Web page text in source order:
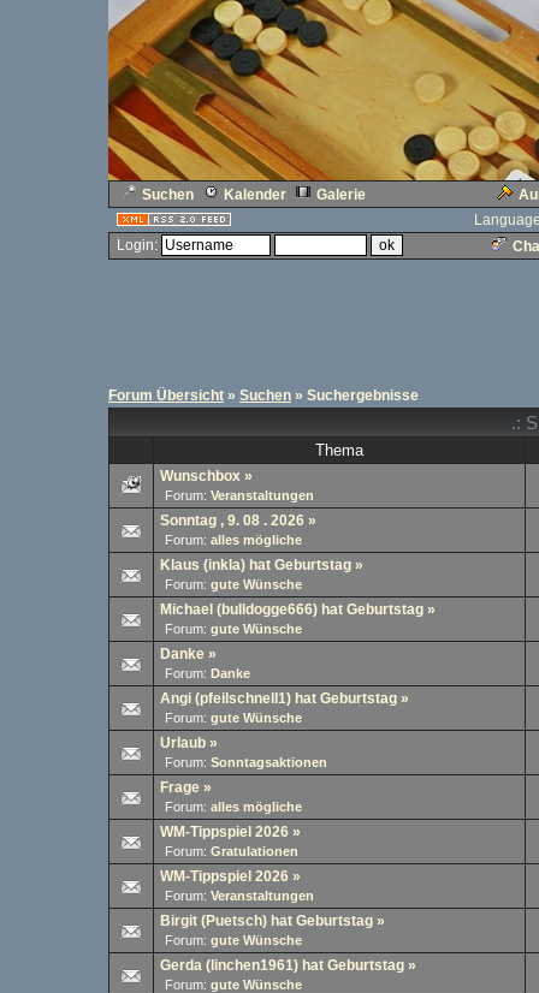
Suchen Kalender Galerie
Login:
Forum Übersicht » Suchen » Suchergebnisse
.:
Thema
Wunschbox »
Forum: Veranstaltungen
Sonntag , 9. 08 . 2026 »
Forum: alles mögliche
Klaus (inkla) hat Geburtstag »
Forum: gute Wünsche
Michael (bulldogge666) hat Geburtstag »
Forum: gute Wünsche
Danke »
Forum: Danke
Angi (pfeilschnell1) hat Geburtstag »
Forum: gute Wünsche
Urlaub »
Forum: Sonntagsaktionen
Frage »
Forum: alles mögliche
WM-Tippspiel 2026 »
Forum: Gratulationen
WM-Tippspiel 2026 »
Forum: Veranstaltungen
Birgit (Puetsch) hat Geburtstag »
Forum: gute Wünsche
Gerda (linchen1961) hat Geburtstag »
Forum: gute Wünsche